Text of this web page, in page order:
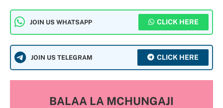
JOIN US WHATSAPP CLICK HERE
JOIN US TELEGRAM CLICK HERE
BALAA LA MCHUNGAJI